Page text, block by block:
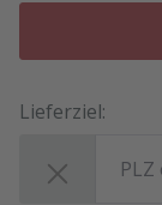
Lieferziel: